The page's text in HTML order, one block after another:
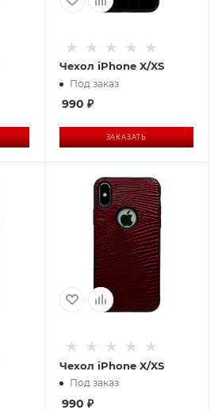
Чехол iPhone X/XS
Под заказ
990 ₽
ЗАКАЗАТЬ
Чехол iPhone X/XS
Под заказ
990 ₽